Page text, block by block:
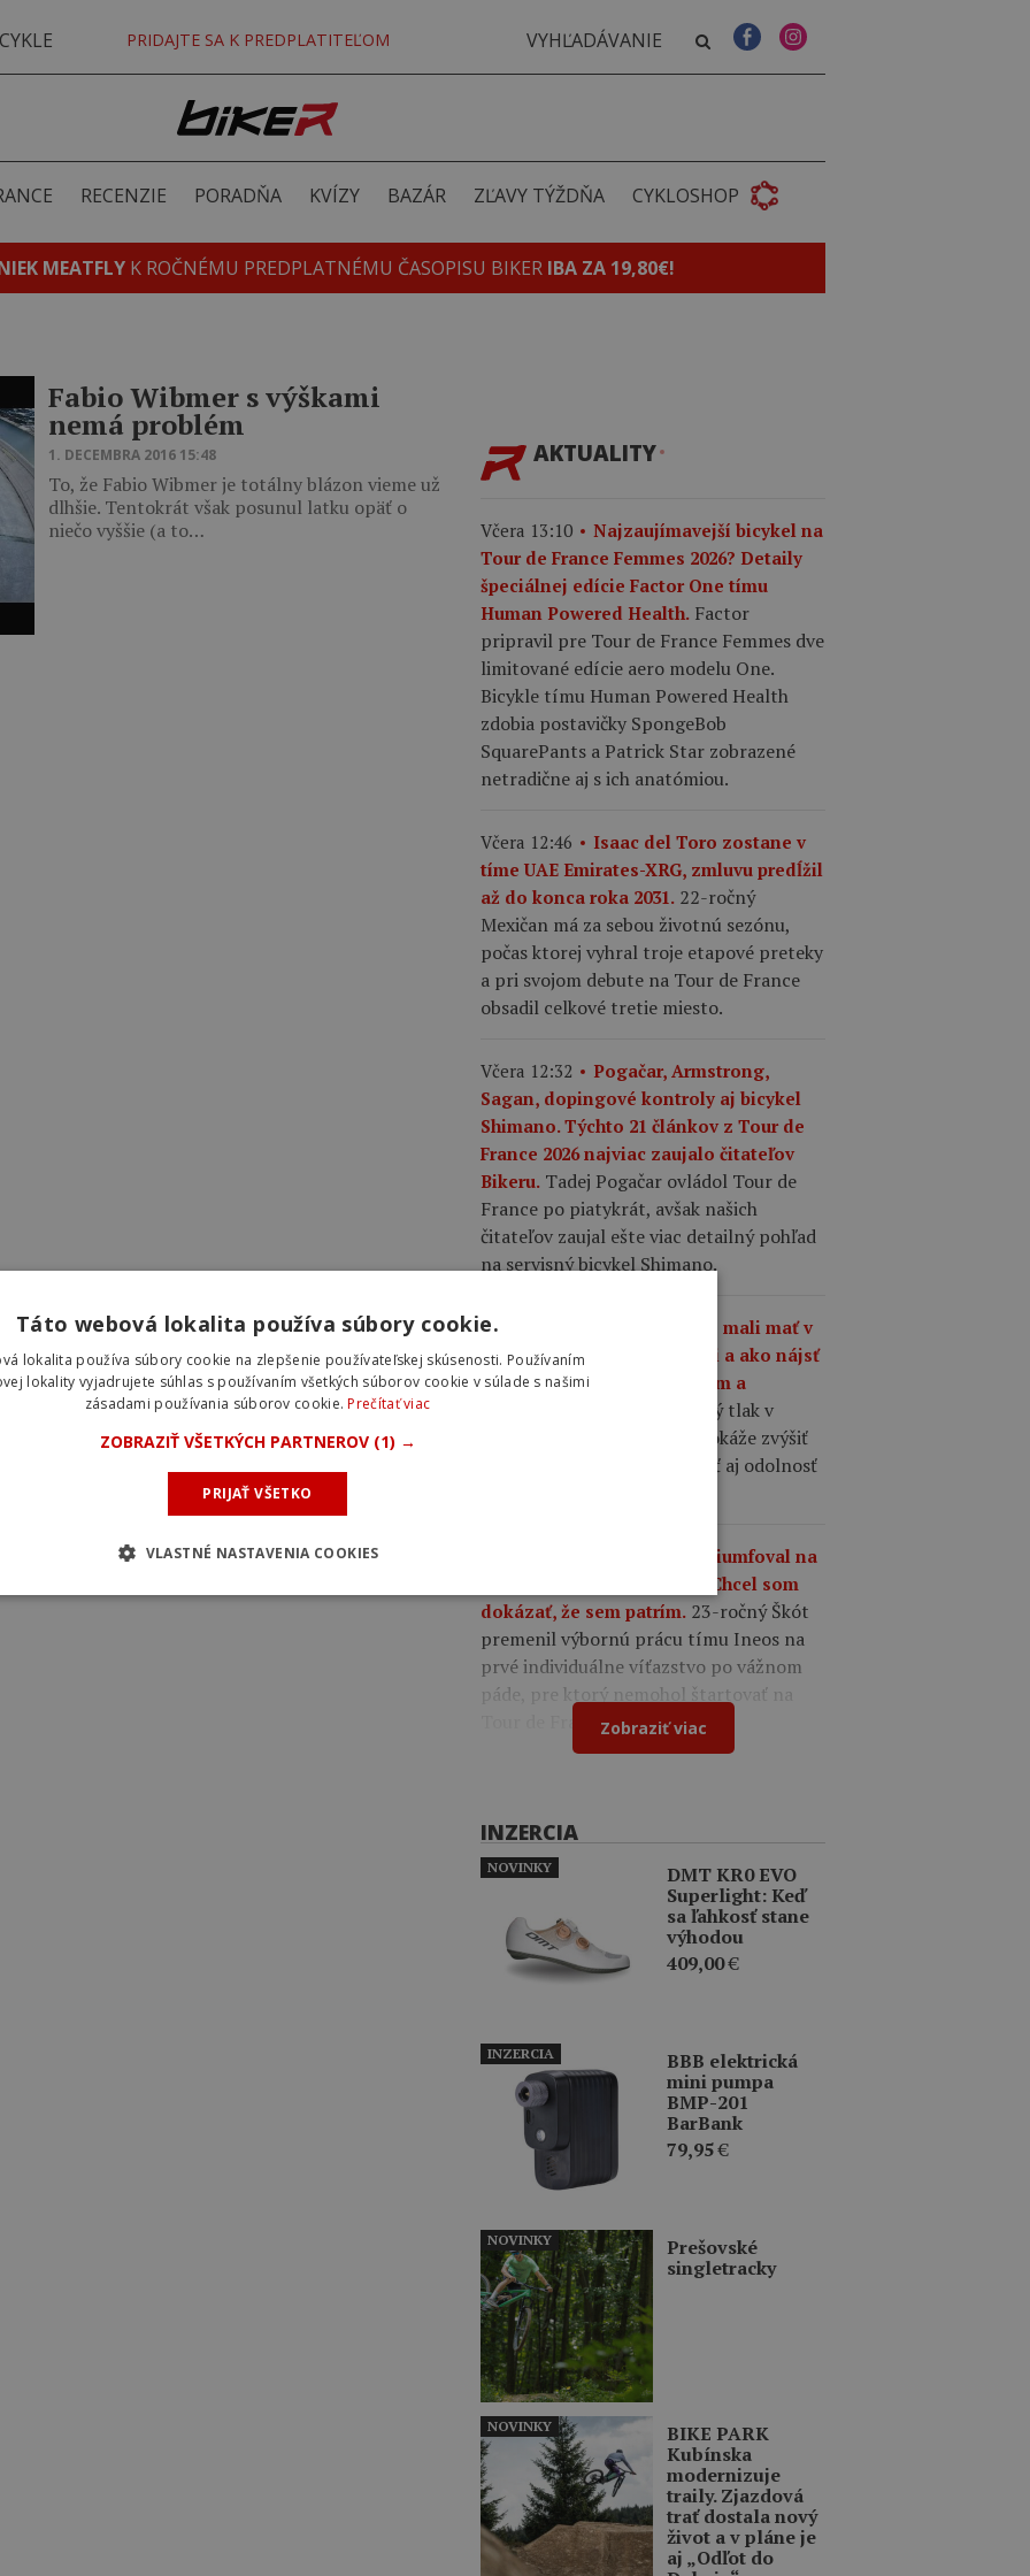
PRIDAJTE SA K PREDPLATITEĽOM
RECENZIE PORADŇA KVÍZY BAZÁR ZĽAVY TÝŽDŇA CYKLOSHOP
MEATFLY K ROČNÉMU PREDPLATNÉMU ČASOPISU BIKER IBA ZA 19,80€!
Fabio Wibmer s výškami
nemá problém
1. DECEMBRA 2016 15:48
To, že Fabio Wibmer je totálny blázon vieme už
dlhšie. Tentokrát však posunul latku opäť o
niečo vyššie (a to…
AKTUALITY
Včera 13:10
Najzaujímavejší bicykel na
Tour de France Femmes 2026? Detaily
špeciálnej edície Factor One tímu
Human Powered Health. Factor
pripravil pre Tour de France Femmes dve
limitované edície aero modelu One.
Bicykle tímu Human Powered Health
zdobia postavičky SpongeBob
SquarePants a Patrick Star zobrazené
netradične aj s ich anatómiou.
Včera 12:46
Isaac del Toro zostane v
tíme UAE Emirates-XRG, zmluvu predĺžil
až do konca roka 2031. 22-ročný
Mexičan má za sebou životnú sezónu,
počas ktorej vyhral troje etapové preteky
a pri svojom debute na Tour de France
obsadil celkové tretie miesto.
Včera 12:32
Pogačar, Armstrong,
Sagan, dopingové kontroly aj bicykel
Shimano. Týchto 21 článkov z Tour de
France 2026 najviac zaujalo čitateľov
Bikeru. Tadej Pogačar ovládol Tour de
France po piatykrát, avšak našich
čitateľov zaujal ešte viac detailný pohľad
na servisný bicykel Shimano.
Včera 10:01
Aký tlak by ste mali mať v
plášťoch na cestnom bicykli a ako nájsť
rovnováhu medzi komfortom a
Správne zvolený tlak v
plášťoch cestného bicykla dokáže zvýšiť
rýchlosť, komfort, priľnavosť aj odolnosť
Oscar Onley triumfoval na
pretekoch Okolo Burgosu: Chcel som
dokázať, že sem patrím. 23-ročný Škót
premenil výbornú prácu tímu Ineos na
prvé individuálne víťazstvo po vážnom
páde, pre ktorý nemohol štartovať na
Tour de France.Zobraziť viac
INZERCIA
DMT KR0 EVO
Superlight: Keď
sa ľahkosť stane
výhodou
409,00€
NOVINKY
BBB elektrická
mini pumpa
BMP-201
BarBank
79,95€
INZERCIA
Prešovské
singletracky
NOVINKY
BIKE PARK
Kubínska
modernizuje
traily. Zjazdová
trať dostala nový
život a v pláne je
aj „Odľot do
NOVINKY
Táto webová lokalita používa súbory cookie.
lokalita používa súbory cookie na zlepšenie používateľskej skúsenosti. Používaním
lokality vyjadrujete súhlas s používaním všetkých súborov cookie v súlade s našimi
zásadami používania súborov cookie.Prečítať viac
ZOBRAZIŤ VŠETKÝCH PARTNEROV (1) →
PRIJAŤ VŠETKO
VLASTNÉ NASTAVENIA COOKIES